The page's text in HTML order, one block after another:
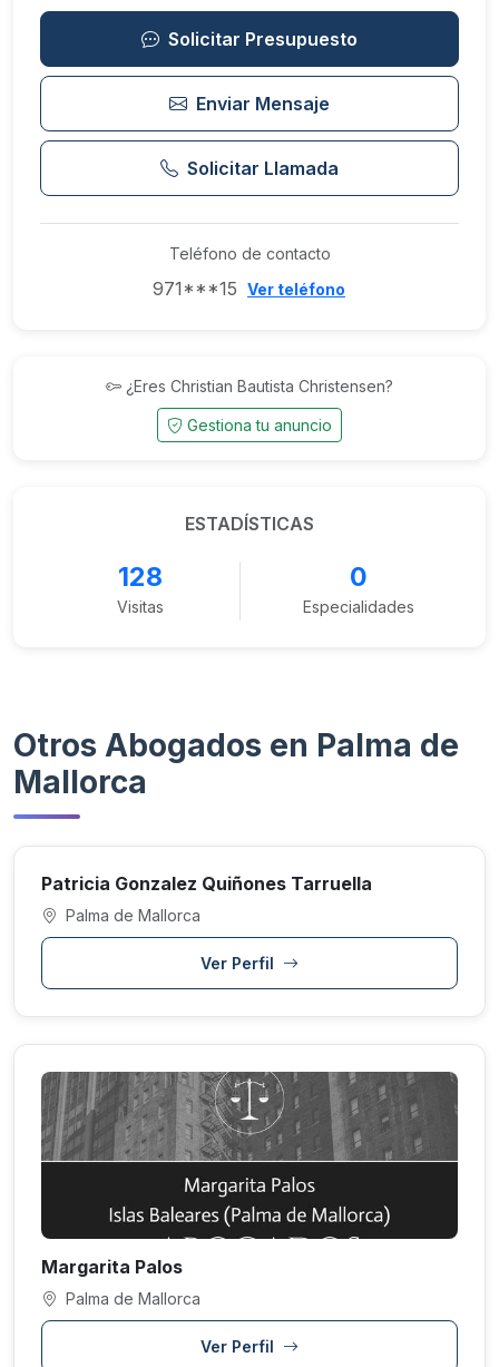
Solicitar Presupuesto
Enviar Mensaje
Solicitar Llamada
Teléfono de contacto
971***15 Ver teléfono
¿Eres Christian Bautista Christensen?
Gestiona tu anuncio
ESTADÍSTICAS
128
Visitas
0
Especialidades
Otros Abogados en Palma de
Mallorca
Patricia Gonzalez Quiñones Tarruella
Palma de Mallorca
Ver Perfil
Margarita Palos
Palma de Mallorca
Ver Perfil